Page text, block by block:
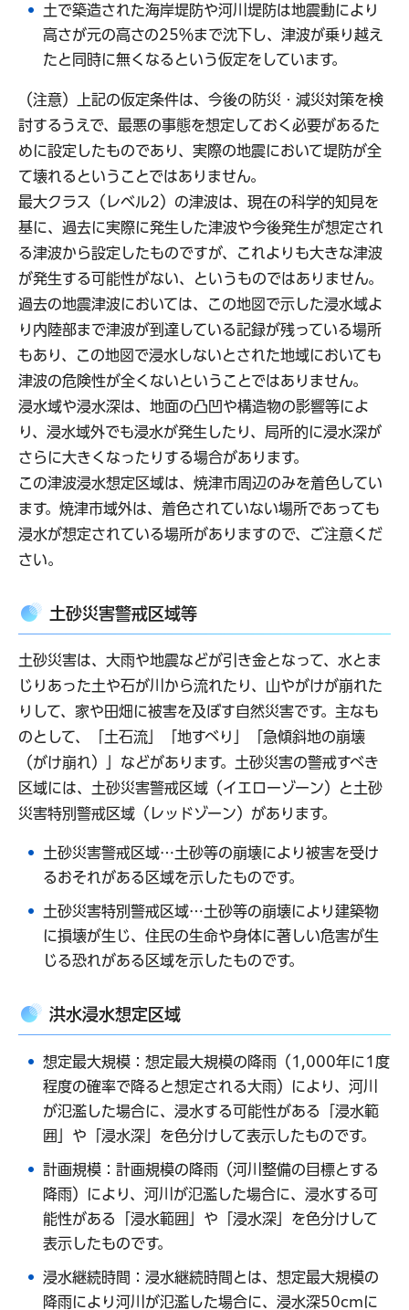
土で築造された海岸堤防や河川堤防は地震動により
高さが元の高さの25％まで沈下し、津波が乗り越え
たと同時に無くなるという仮定をしています。
（注意）上記の仮定条件は、今後の防災・減災対策を検
討するうえで、最悪の事態を想定しておく必要があるた
めに設定したものであり、実際の地震において堤防が全
て壊れるということではありません。
最大クラス（レベル2）の津波は、現在の科学的知見を
基に、過去に実際に発生した津波や今後発生が想定され
る津波から設定したものですが、これよりも大きな津波
が発生する可能性がない、というものではありません。
過去の地震津波においては、この地図で示した浸水域よ
り内陸部まで津波が到達している記録が残っている場所
もあり、この地図で浸水しないとされた地域においても
津波の危険性が全くないということではありません。
浸水域や浸水深は、地面の凸凹や構造物の影響等によ
り、浸水域外でも浸水が発生したり、局所的に浸水深が
さらに大きくなったりする場合があります。
この津波浸水想定区域は、焼津市周辺のみを着色してい
ます。焼津市域外は、着色されていない場所であっても
浸水が想定されている場所がありますので、ご注意くだ
さい。
土砂災害警戒区域等
土砂災害は、大雨や地震などが引き金となって、水とま
じりあった土や石が川から流れたり、山やがけが崩れた
りして、家や田畑に被害を及ぼす自然災害です。主なも
のとして、「土石流」「地すべり」「急傾斜地の崩壊
（がけ崩れ）」などがあります。土砂災害の警戒すべき
区域には、土砂災害警戒区域（イエローゾーン）と土砂
災害特別警戒区域（レッドゾーン）があります。
土砂災害警戒区域…土砂等の崩壊により被害を受け
るおそれがある区域を示したものです。
土砂災害特別警戒区域…土砂等の崩壊により建築物
に損壊が生じ、住民の生命や身体に著しい危害が生
じる恐れがある区域を示したものです。
洪水浸水想定区域
想定最大規模：想定最大規模の降雨（1,000年に1度
程度の確率で降ると想定される大雨）により、河川
が氾濫した場合に、浸水する可能性がある「浸水範
囲」や「浸水深」を色分けして表示したものです。
計画規模：計画規模の降雨（河川整備の目標とする
降雨）により、河川が氾濫した場合に、浸水する可
能性がある「浸水範囲」や「浸水深」を色分けして
表示したものです。
浸水継続時間：浸水継続時間とは、想定最大規模の
降雨により河川が氾濫した場合に、浸水深50cmに